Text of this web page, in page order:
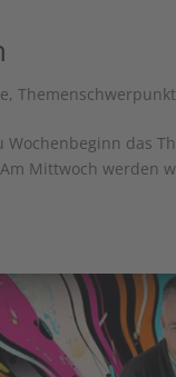
,Themenschwerpunkt
das
Mittwoch werden